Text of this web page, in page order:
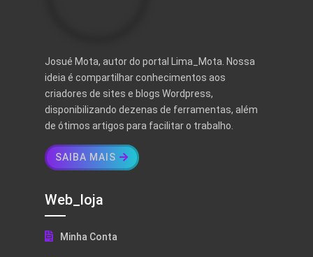
Josué Mota, autor do portal Lima_Mota. Nossa
ideia é compartilhar conhecimentos aos
criadores de sites e blogs Wordpress,
disponibilizando dezenas de ferramentas, além
de ótimos artigos para facilitar o trabalho.
SAIBA MAIS
Web_loja
Minha Conta